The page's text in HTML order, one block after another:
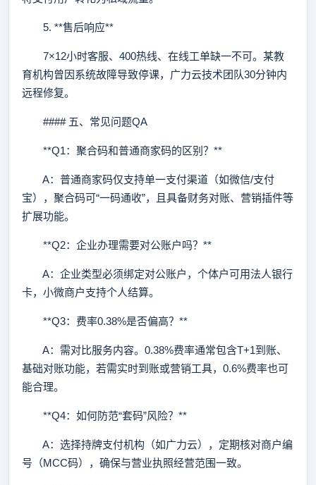
5. **售后响应**
7×12小时客服、400热线、在线工单缺一不可。某教
育机构曾因系统故障导致停课，广力云技术团队30分钟内
远程修复。
#### 五、常见问题QA
**Q1：聚合码和普通商家码的区别？**
A：普通商家码仅支持单一支付渠道（如微信/支付
宝），聚合码可“一码通收”，且具备财务对账、营销插件等
扩展功能。
**Q2：企业办理需要对公账户吗？**
A：企业类型必须绑定对公账户，个体户可用法人银行
卡，小微商户支持个人结算。
**Q3：费率0.38%是否偏高？**
A：需对比服务内容。0.38%费率通常包含T+1到账、
基础对账功能，若需实时到账或营销工具，0.6%费率也可
能合理。
**Q4：如何防范“套码”风险？**
A：选择持牌支付机构（如广力云），定期核对商户编
号（MCC码），确保与营业执照经营范围一致。